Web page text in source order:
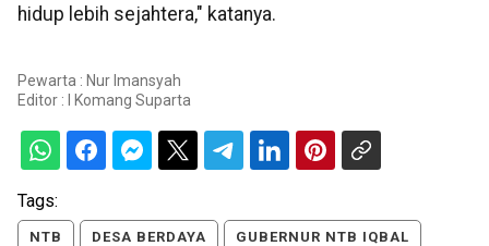
hidup lebih sejahtera," katanya.
Pewarta : Nur Imansyah
Editor :
I Komang Suparta
Tags:
NTB DESA BERDAYA GUBERNUR NTB IQBAL